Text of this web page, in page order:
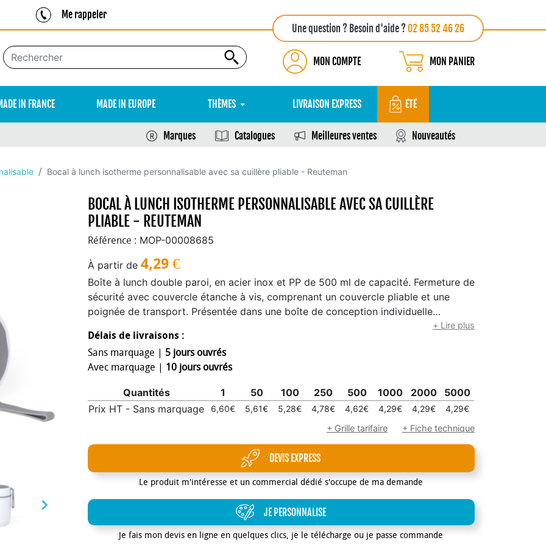
Me rappeler
Une question ? Besoin d'aide ?02 85 52 46 26
MON COMPTE MON PANIER
IN FRANCE MADE IN EUROPE THÈMES LIVRAISON EXPRESS ÉTÉ
Marques Catalogues Meilleures ventes Nouveautés
Bocal à lunch isotherme personnalisable avec sa cuillère pliable - Reuteman

BOCAL À LUNCH ISOTHERME PERSONNALISABLE AVEC SA CUILLÈRE
PLIABLE - REUTEMAN
Référence : MOP-00008685
À partir de 4,29 €
Boîte à lunch double paroi, en acier inox et PP de 500 ml de capacité. Fermeture de
sécurité avec couvercle étanche à vis, comprenant un couvercle pliable et une
poignée de transport. Présentée dans une boîte de conception individuelle
+ Lire plus
Délais de livraisons :
Sans marquage | 5 jours ouvrés
Avec marquage | 10 jours ouvrés
Quantités 1 50 100 250 500 1000 2000
5000
Prix HT - Sans marquage
6,60€ 5,61€ 5,28€ 4,78€ 4,62€ 4,29€ 4,29€
4,29€
+ Grille tarifaire
+ Fiche technique
DEVIS EXPRESS
Le produit m'intéresse et un commercial dédié s'occupe de ma demande
JE PERSONNALISE
Je fais mon devis en ligne en quelques clics, je le télécharge ou je passe commande